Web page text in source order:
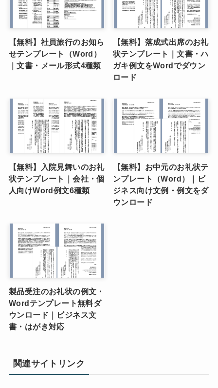
【無料】社員旅行のお知ら
せテンプレート（Word）
｜文書・メール形式4種類
【無料】落成式出席のお礼
状テンプレート｜文書・ハ
ガキ例文をWordでダウン
ロード
【無料】入院見舞いのお礼
状テンプレート｜会社・個
人向けWord例文6種類
【無料】お中元のお礼状テ
ンプレート（Word）｜ビ
ジネス向け文例・例文をダ
ウンロード
製品受注のお礼状の例文・
Wordテンプレート無料ダ
ウンロード｜ビジネス文
書・はがき対応
関連サイトリンク